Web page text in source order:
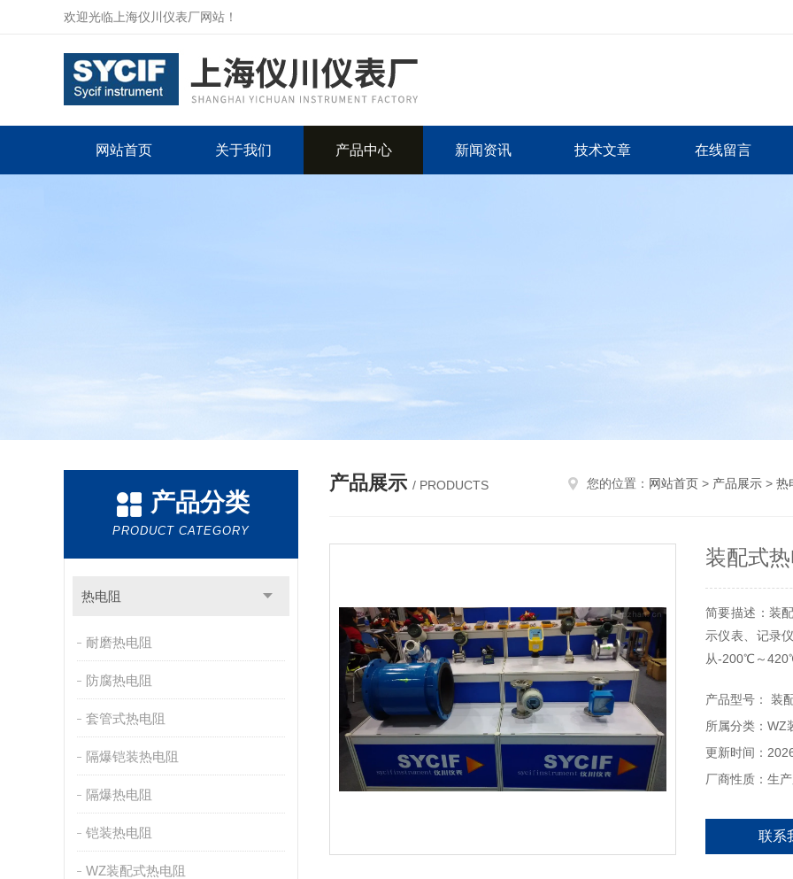
欢迎光临上海仪川仪表厂网站！
网站首页 关于我们 产品中心 新闻资讯 技术文章 在线留言
产品分类
PRODUCT CATEGORY
热电阻
耐磨热电阻
防腐热电阻
套管式热电阻
隔爆铠装热电阻
隔爆热电阻
铠装热电阻
WZ装配式热电阻
产品展示 / PRODUCTS 您的位置： 网站首页 > 产品展示 > 热
装配式
简要描述：装
示仪表、记录
从-200℃～
产品型号： 装
所属分类：WZ
更新时间：
厂商性质：生
联系